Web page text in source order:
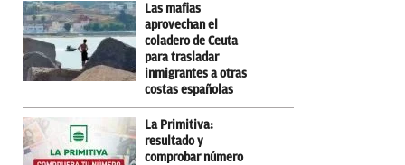
Las mafias
aprovechan el
coladero de Ceuta
para trasladar
inmigrantes a otras
costas españolas
La Primitiva:
resultado y
comprobar número